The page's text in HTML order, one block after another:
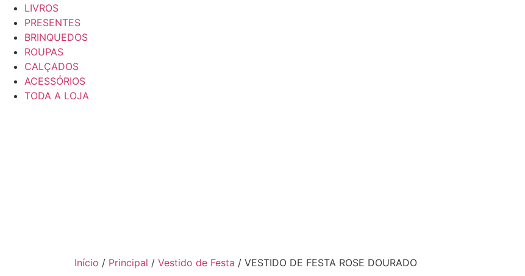
LIVROS
PRESENTES
BRINQUEDOS
ROUPAS
CALÇADOS
ACESSÓRIOS
TODA A LOJA
Início / Principal / Vestido de Festa / VESTIDO DE FESTA ROSE DOURADO